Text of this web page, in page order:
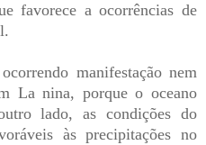
favorece a ocorrências de
manifestação nem
La nina, porque o oceano
lado, as condições do
às precipitações no